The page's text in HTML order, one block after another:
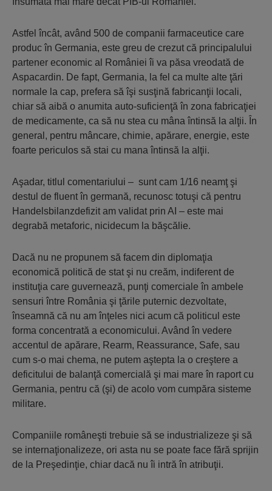
Astfel încât, având 500 de companii farmaceutice care
produc în Germania, este greu de crezut că principalului
partener economic al României îi va păsa vreodată de
Aspacardin. De fapt, Germania, la fel ca multe alte ţări
normale la cap, prefera să îşi susţină fabricanţii locali,
chiar să aibă o anumita auto-suficienţă în zona fabricaţiei
de medicamente, ca să nu stea cu mâna întinsă la alţii. În
general, pentru mâncare, chimie, apărare, energie, este
foarte periculos să stai cu mana întinsă la alţii.
Aşadar, titlul comentariului – sunt cam 1/16 neamţ şi
destul de fluent în germană, recunosc totuşi că pentru
Handelsbilanzdefizit am validat prin AI – este mai
degrabă metaforic, nicidecum la băşcălie.
Dacă nu ne propunem să facem din diplomaţia
economică politică de stat şi nu creăm, indiferent de
instituţia care guvernează, punţi comerciale în ambele
sensuri între România şi ţările puternic dezvoltate,
înseamnă că nu am înţeles nici acum că politicul este
forma concentrată a economicului. Având în vedere
accentul de apărare, Rearm, Reassurance, Safe, sau
cum s-o mai chema, ne putem aştepta la o creştere a
deficitului de balanţă comercială şi mai mare în raport cu
Germania, pentru că (şi) de acolo vom cumpăra sisteme
militare.
Companiile româneşti trebuie să se industrializeze şi să
se internaţionalizeze, ori asta nu se poate face fără sprijin
de la Preşedinţie, chiar dacă nu îi intră în atribuţii.